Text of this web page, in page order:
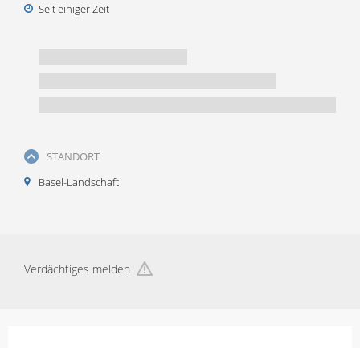
Seit einiger Zeit
STANDORT
Basel-Landschaft
Verdächtiges melden